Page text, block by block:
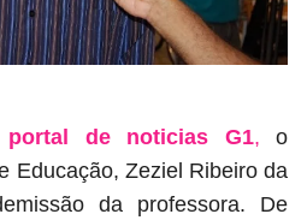
portal de noticias G1, o
Educação, Zeziel Ribeiro da
da professora. De